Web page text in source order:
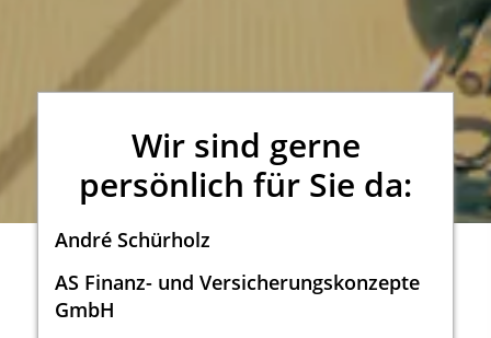
Wir sind gerne
persönlich für Sie da:
André Schürholz
AS Finanz- und Versicherungskonzepte
GmbH